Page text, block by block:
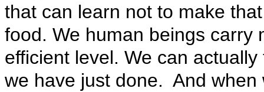
that can learn not to make
food. We human beings carry
efficient level. We can
we have just done. And